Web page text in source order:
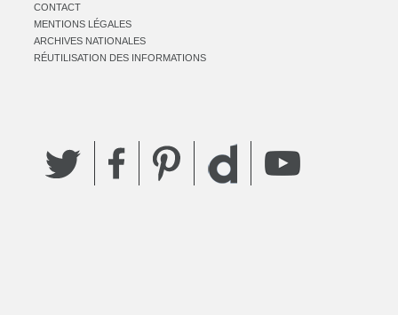
CONTACT
MENTIONS LÉGALES
ARCHIVES NATIONALES
RÉUTILISATION DES INFORMATIONS